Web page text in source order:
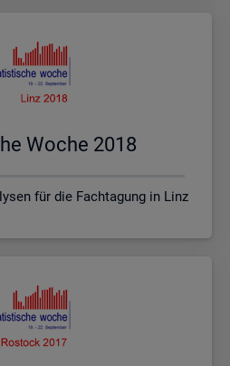
Woche 2018
für die Fachtagung in Linz